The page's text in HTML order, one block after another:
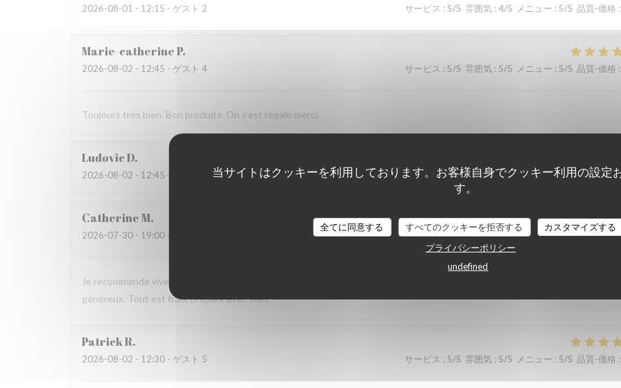
当サイトはクッキーを利用しております。お客様自身でクッキー利用の設定
す。
全てに同意する すべてのクッキーを拒否する
カスタマイズする
プライバシーポリシー
undefined
2026-08-01 - 12:15 - ゲスト 2 サービス : 5/5 雰囲気: 4/5 メニュー : 5/5 品質-価格 :
Marie-catherineP
2026-08-02 - 12:45 - ゲスト 4 サービス : 5/5 雰囲気: 5/5 メニュー : 5/5 品質-価格 :
Toujours très bien. Bon produits. On s’est régalé merci.
LudovicD
2026-08-02 - 12:45 - ゲスト 4 サービス:5/5 雰囲気: 5/5 メニュー:5/5 品質-価格:
Catherine M
2026-07-30 - 19:00 - ゲスト 4 サービス:5/5 雰囲気:5/5 メニュー:5/5 品質-価格:
Je recommande vivement ce resto pour le servir, l’accueil et l’écoute des restaurateurs. Les plats sont simples mais tellement
généreux. Tout est frais, préparé avec soin.
PatrickR
2026-08-02 - 12:30 - ゲスト 5 サービス : 5/5 雰囲気 : 5/5 メニュー : 5/5 品質-価格 :